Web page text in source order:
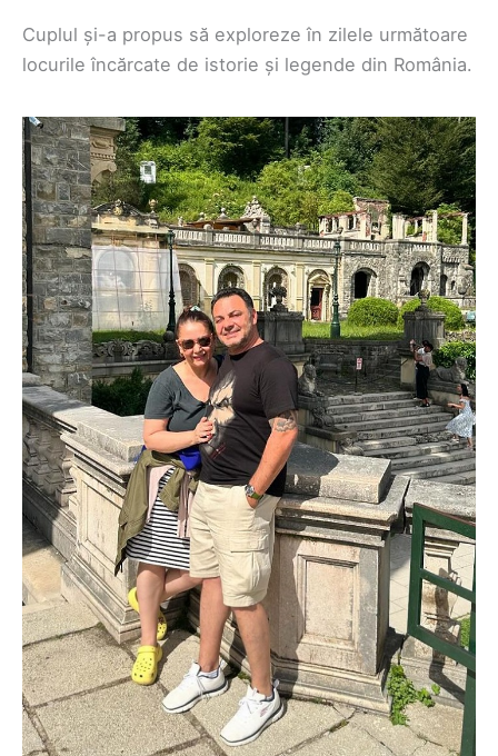
Cuplul și-a propus să exploreze în zilele următoare
locurile încărcate de istorie și legende din România.